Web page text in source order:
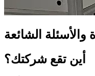
والأسئلة الشائعة
أين تقع شركتك؟